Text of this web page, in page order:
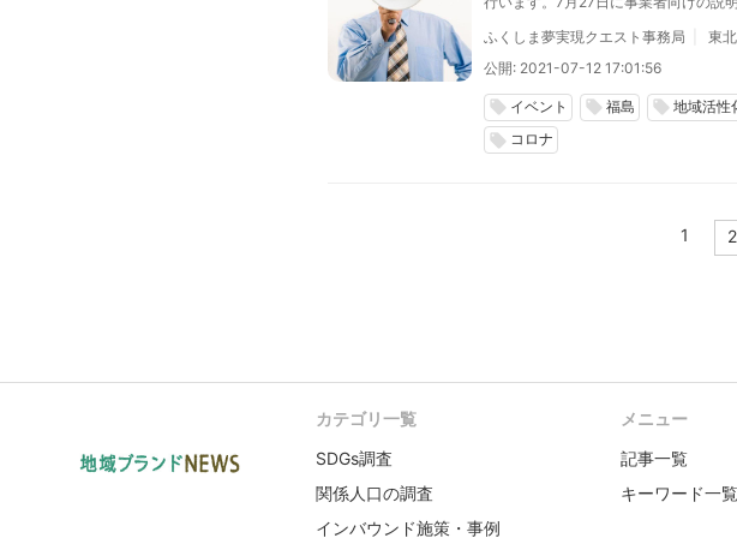
ふくしま夢実現クエスト事務局
東北
公開: 2021-07-12 17:01:56
local_offer イベント local_offer 福島 local_offer 地域活性
local_offer コロナ
1 2
カテゴリ一覧
SDGs調査
関係人口の調査
インバウンド施策・事例
メニュー
記事一覧
キーワード一覧